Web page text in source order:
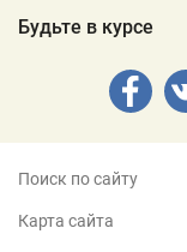
Будьте в курсе
Поиск по сайту
Карта сайта